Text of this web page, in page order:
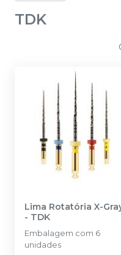
TDK
Lima Rotatória X-
- TDK
Embalagem com 6
unidades